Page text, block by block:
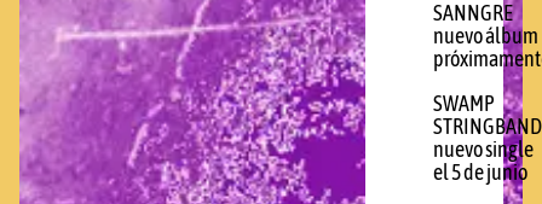
SANNGRE
nuevo álbum
SWAMP
STRINGBAND
nuevo single
el 5 de junio